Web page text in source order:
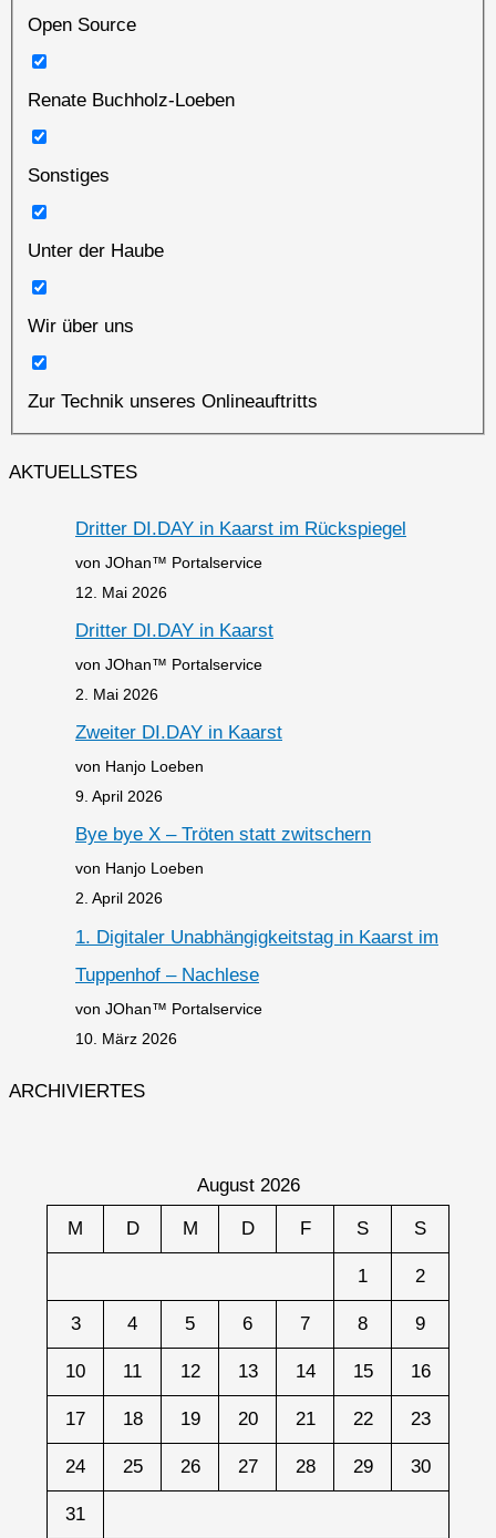
Open Source
Renate Buchholz-Loeben
Sonstiges
Unter der Haube
Wir über uns
Zur Technik unseres Onlineauftritts
AKTUELLSTES
Dritter DI.DAY in Kaarst im Rückspiegel
von JOhan™ Portalservice
12. Mai 2026
Dritter DI.DAY in Kaarst
von JOhan™ Portalservice
2. Mai 2026
Zweiter DI.DAY in Kaarst
von Hanjo Loeben
9. April 2026
Bye bye X – Tröten statt zwitschern
von Hanjo Loeben
2. April 2026
1. Digitaler Unabhängigkeitstag in Kaarst im
Tuppenhof – Nachlese
von JOhan™ Portalservice
10. März 2026
ARCHIVIERTES
August 2026
M D M D F S S
1 2
3 4 5 6 7 8 9
10 11 12 13 14 15 16
17 18 19 20 21 22 23
24 25 26 27 28 29 30
31